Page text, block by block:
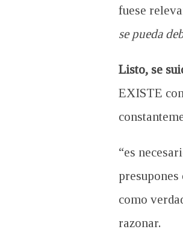
fuese
se pueda
Listo, se
EXISTE
“es
como
razonar.